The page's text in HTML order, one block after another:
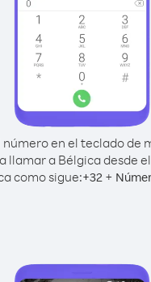
número en el teclado de
llamar a Bélgica desde
como sigue:+32+